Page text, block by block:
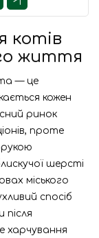
котів
життя
— це
кожен
ринок
проте
шерсті
міського
спосіб
харчування